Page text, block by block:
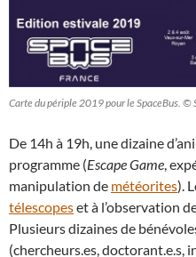
Carte du périple 2019 pour le SpaceBus. ©
De 14h à 19h, une dizaine
programme (Escape Game,
manipulation de météorites).
télescopeset à l’observation
Plusieurs dizaines de
(chercheurs.es, doctorant.e.s,